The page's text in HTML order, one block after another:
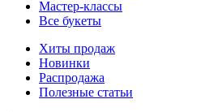
Мастер-классы
Все букеты
Хиты продаж
Новинки
Распродажа
Полезные статьи